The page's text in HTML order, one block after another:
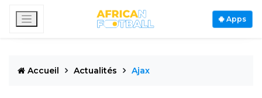
Apps
Accueil Actualités Ajax